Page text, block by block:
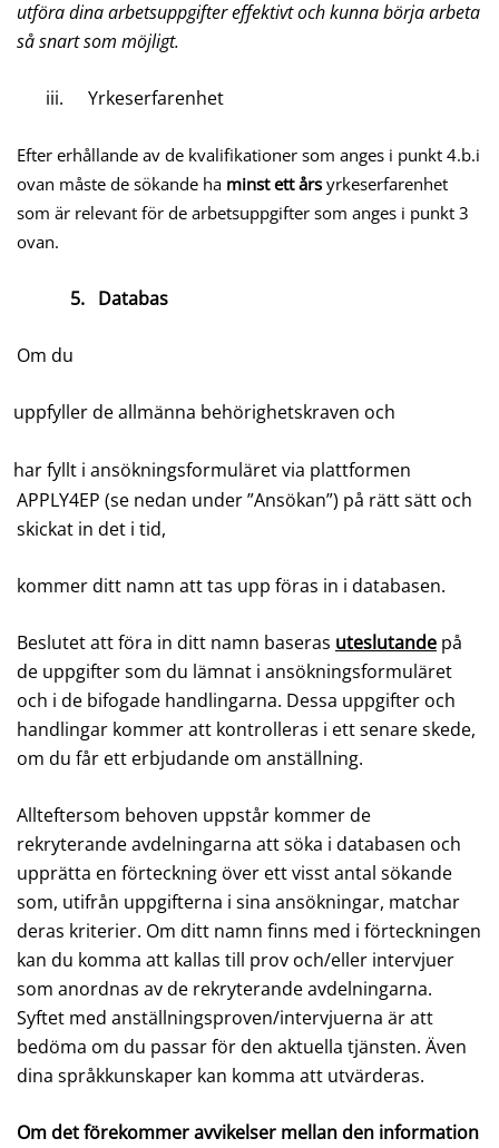
utföra dina arbetsuppgifter effektivt och kunna börja arbeta
så snart som möjligt.
iii. Yrkeserfarenhet
Efter erhållande av de kvalifikationer som anges i punkt 4.b.i
ovan måste de sökande ha minst ett års yrkeserfarenhet
som är relevant för de arbetsuppgifter som anges i punkt 3
ovan.
5. Databas
Om du
uppfyller de allmänna behörighetskraven och
har fyllt i ansökningsformuläret via plattformen
APPLY4EP (se nedan under ”Ansökan”) på rätt sätt och
skickat in det i tid,
kommer ditt namn att tas upp föras in i databasen.
Beslutet att föra in ditt namn baseras uteslutande på
de uppgifter som du lämnat i ansökningsformuläret
och i de bifogade handlingarna. Dessa uppgifter och
handlingar kommer att kontrolleras i ett senare skede,
om du får ett erbjudande om anställning.
Allteftersom behoven uppstår kommer de
rekryterande avdelningarna att söka i databasen och
upprätta en förteckning över ett visst antal sökande
som, utifrån uppgifterna i sina ansökningar, matchar
deras kriterier. Om ditt namn finns med i förteckningen
kan du komma att kallas till prov och/eller intervjuer
som anordnas av de rekryterande avdelningarna.
Syftet med anställningsproven/intervjuerna är att
bedöma om du passar för den aktuella tjänsten. Även
dina språkkunskaper kan komma att utvärderas.
Om det förekommer avvikelser mellan den information